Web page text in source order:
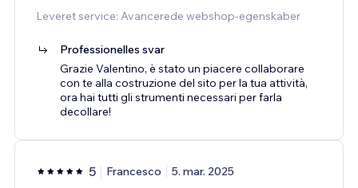
Leveret service: Avancerede webshop-egenskaber
Professionelles svar
Grazie Valentino, è stato un piacere collaborare
con te alla costruzione del sito per la tua attività,
ora hai tutti gli strumenti necessari per farla
decollare!
5 Francesco 5. mar. 2025